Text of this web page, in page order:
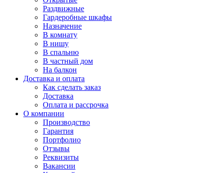
Раздвижные
Гардеробные шкафы
Назначение
В комнату
В нишу
В спальню
В частный дом
На балкон
Доставка и оплата
Как сделать заказ
Доставка
Оплата и рассрочка
О компании
Производство
Гарантия
Портфолио
Отзывы
Реквизиты
Вакансии